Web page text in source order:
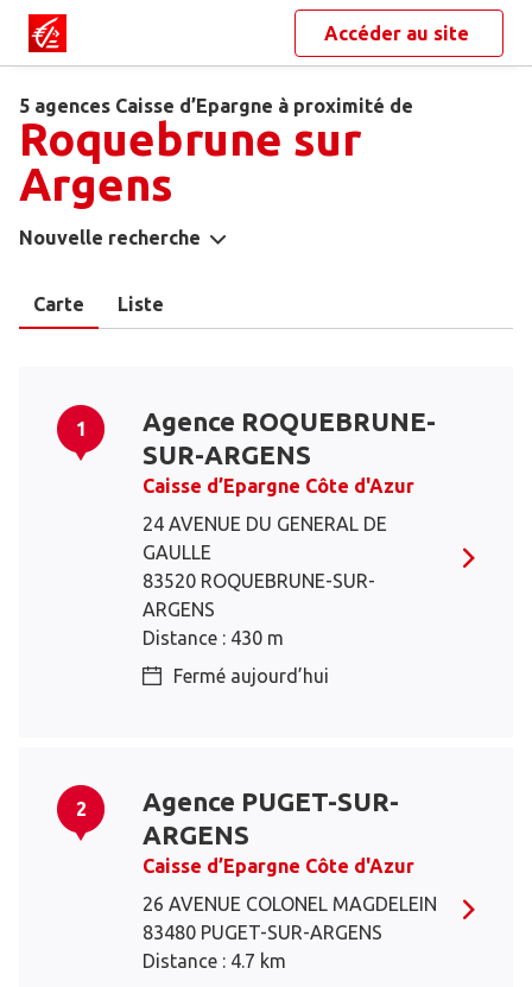
Accéder au site
5 agences Caisse d’Epargne à proximité de
Roquebrune sur
Argens
Nouvelle recherche
Carte Liste
1
Agence ROQUEBRUNE-
SUR-ARGENS
Caisse d’Epargne Côte d'Azur
24 AVENUE DU GENERAL DE
GAULLE
83520 ROQUEBRUNE-SUR-
ARGENS
Distance : 430 m
Fermé aujourd’hui
2
Agence PUGET-SUR-
ARGENS
Caisse d’Epargne Côte d'Azur
26 AVENUE COLONEL MAGDELEIN
83480 PUGET-SUR-ARGENS
Distance : 4.7 km